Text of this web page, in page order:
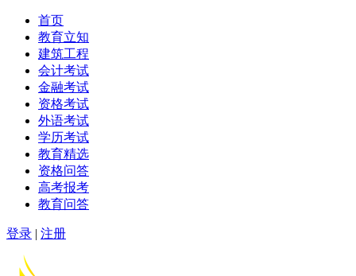
首页
教育立知
建筑工程
会计考试
金融考试
资格考试
外语考试
学历考试
教育精选
资格问答
高考报考
教育问答
登录 | 注册